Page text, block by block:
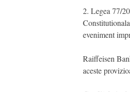
2. Legea 77/
eveniment
Raiffeisen
aceste